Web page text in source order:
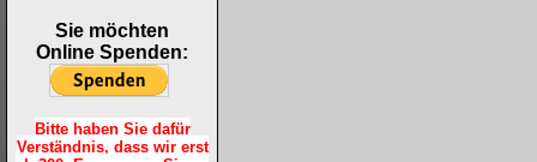
Sie möchten
Online Spenden:
Bitte haben Sie dafür
Verständnis, dass wir erst